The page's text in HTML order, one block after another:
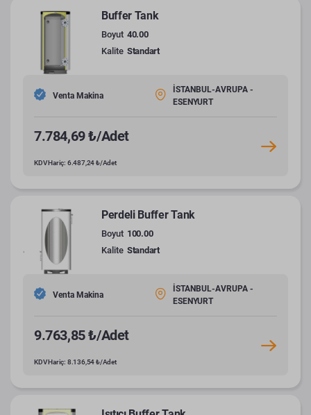
Buffer Tank
Boyut 40.00
Kalite Standart
Venta Makina
İSTANBUL-AVRUPA -
ESENYURT
7.784,69 ₺/Adet
KDV Hariç: 6.487,24 ₺/Adet
Perdeli Buffer Tank
Boyut 100.00
Kalite Standart
Venta Makina
İSTANBUL-AVRUPA -
ESENYURT
9.763,85 ₺/Adet
KDV Hariç: 8.136,54 ₺/Adet